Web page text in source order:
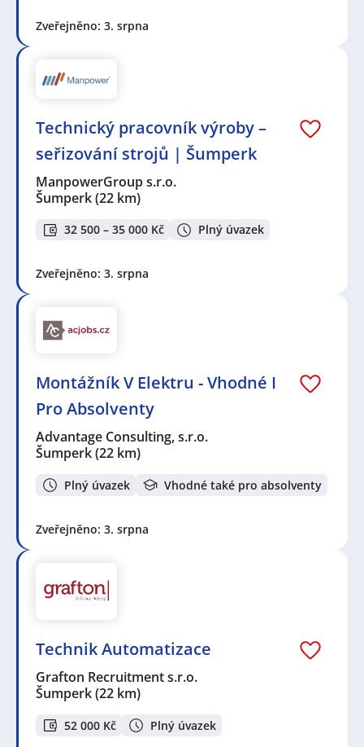
Zveřejněno: 3. srpna
Technický pracovník výroby –
seřizování strojů | Šumperk
ManpowerGroup s.r.o.
Šumperk(22 km)
32 500 – 35 000 Kč Plný úvazek
Zveřejněno: 3. srpna
Montážník V Elektru - Vhodné I
Pro Absolventy
Advantage Consulting, s.r.o.
Šumperk(22 km)
Plný úvazek Vhodné také pro absolventy
Zveřejněno: 3. srpna
Technik Automatizace
Grafton Recruitment s.r.o.
Šumperk(22 km)
52 000 Kč Plný úvazek